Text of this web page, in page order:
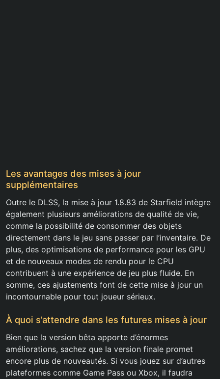
Les avantages des mises à jour
supplémentaires
Outre le DLSS, la mise à jour 1.8.83 de Starfield intègre
également plusieurs améliorations de qualité de vie,
comme la possibilité de consommer des objets
directement dans le jeu sans passer par l’inventaire. De
plus, des optimisations de performance pour les GPU
et de nouveaux modes de rendu pour le CPU
contribuent à une expérience de jeu plus fluide. En
somme, ces ajustements font de cette mise à jour un
incontournable pour tout joueur sérieux.
À quoi s’attendre dans les futures mises à jour
Bien que la version bêta apporte d’énormes
améliorations, sachez que la version finale promet
encore plus de nouveautés. Si vous jouez sur d’autres
plateformes comme Game Pass ou Xbox, il faudra